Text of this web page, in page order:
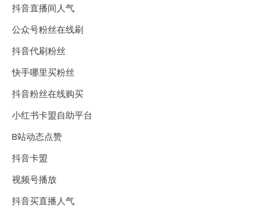
抖音直播间人气
公众号粉丝在线刷
抖音代刷粉丝
快手哪里买粉丝
抖音粉丝在线购买
小红书卡盟自助平台
B站动态点赞
抖音卡盟
视频号播放
抖音买直播人气